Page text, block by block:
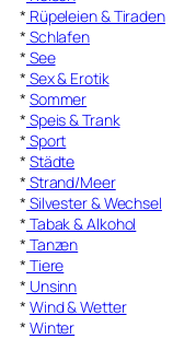
* Rüpeleien & Tiraden
* Schlafen
* See
* Sex & Erotik
* Sommer
* Speis & Trank
* Sport
* Städte
* Strand/Meer
* Silvester & Wechsel
* Tabak & Alkohol
* Tanzen
* Tiere
* Unsinn
* Wind & Wetter
* Winter